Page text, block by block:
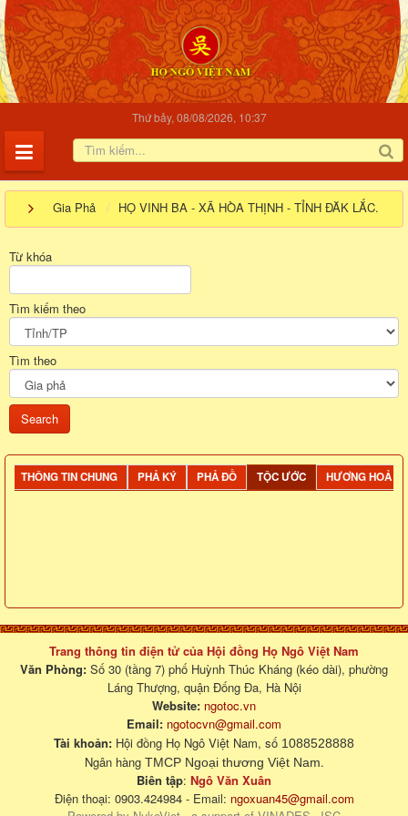
Thứ bảy, 08/08/2026, 10:37
Gia Phả HỌ VINH BA - XÃ HÒA THỊNH - TỈNH ĐĂK LẮC.
Từ khóa
Tìm kiếm theo
Tìm theo
THÔNG TIN CHUNG PHẢ KÝ PHẢ ĐỒ TỘC ƯỚC HƯƠNG HOẢ
Trang thông tin điện tử của Hội đồng Họ Ngô Việt Nam
Văn Phòng: Số 30 (tầng 7) phố Huỳnh Thúc Kháng (kéo dài), phường
Láng Thượng, quận Đống Đa, Hà Nội
Website: ngotoc.vn
Email: ngotocvn@gmail.com
Tài khoản: Hội đồng Họ Ngô Việt Nam, số 1088528888
Ngân hàng TMCP Ngoại thương Việt Nam.
Biên tập: Ngô Văn Xuân
Điện thoại: 0903.424984 - Email: ngoxuan45@gmail.com